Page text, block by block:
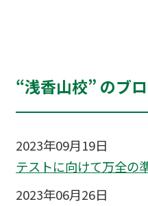
“浅香山校” のブ
2023年09月19日
テストに向けて万全の
2023年06月26日